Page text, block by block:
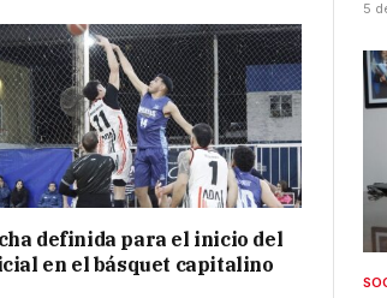
definida para el inicio del
en el básquet capitalino
5